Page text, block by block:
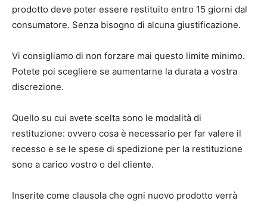
prodotto deve poter essere restituito entro 15 giorni dal
consumatore. Senza bisogno di alcuna giustificazione.
Vi consigliamo di non forzare mai questo limite minimo.
Potete poi scegliere se aumentarne la durata a vostra
discrezione.
Quello su cui avete scelta sono le modalità di
restituzione: ovvero cosa è necessario per far valere il
recesso e se le spese di spedizione per la restituzione
sono a carico vostro o del cliente.
Inserite come clausola che ogni nuovo prodotto verrà